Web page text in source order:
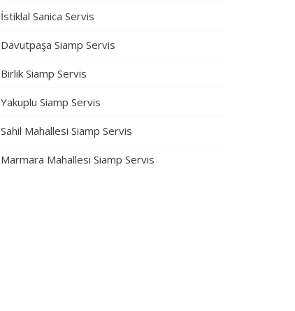
İstiklal Sanica Servis
Davutpaşa Siamp Servis
Birlik Siamp Servis
Yakuplu Siamp Servis
Sahil Mahallesi Siamp Servis
Marmara Mahallesi Siamp Servis